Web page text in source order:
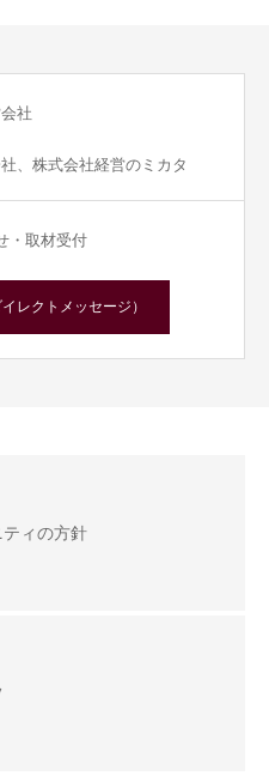
社
、株式会社経営のミカタ
・取材受付
レクトメッセージ）
ティの方針